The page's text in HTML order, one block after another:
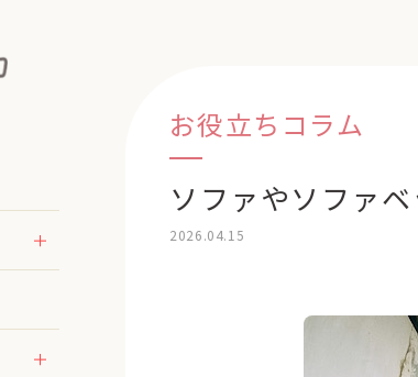
お役立ちコラム
ソファやソファ
2026.04.15